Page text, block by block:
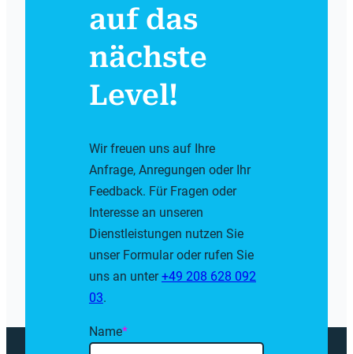
auf das
nächste
Level!
Wir freuen uns auf Ihre
Anfrage, Anregungen oder Ihr
Feedback. Für Fragen oder
Interesse an unseren
Dienstleistungen nutzen Sie
unser Formular oder rufen Sie
uns an unter+49 208 628 092
03.
Name*